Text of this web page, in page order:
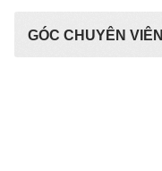
GÓC CHUYÊN VIÊN